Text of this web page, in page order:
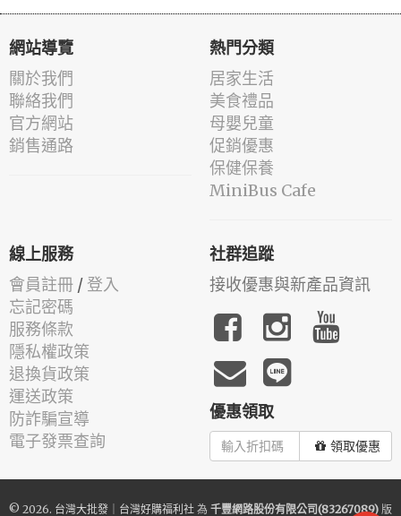
網站導覽
關於我們
聯絡我們
官方網站
銷售通路
熱門分類
居家生活
美食禮品
母嬰兒童
促銷優惠
保健保養
MiniBus Cafe
線上服務
會員註冊 / 登入
忘記密碼
服務條款
隱私權政策
退換貨政策
運送政策
防詐騙宣導
電子發票查詢
社群追蹤
接收優惠與新產品資訊
優惠領取
領取優惠
© 2026. 台灣大批發｜台灣好購福利社 為 千豐網路股份有限公司(83267089) 版